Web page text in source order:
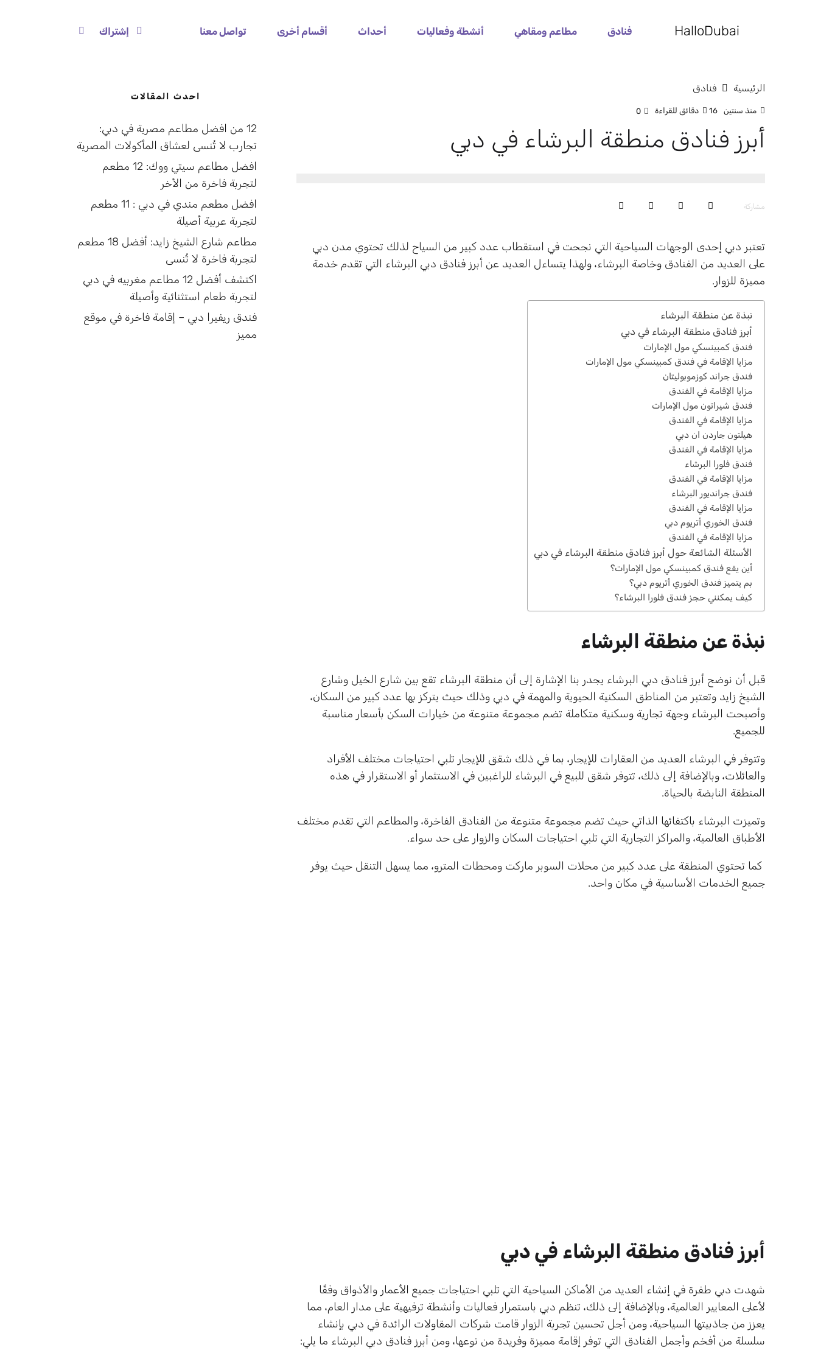
HalloDubai فنادق مطاعم ومقاهي أنشطة وفعاليات أحداث أقسام أخرى تواصل معنا إشتراك
الرئيسية فنادق
منذ سنتين 16 دقائق للقراءة 0
أبرز فنادق منطقة البرشاء في دبي
مشاركة
تعتبر دبي إحدى الوجهات السياحية التي نجحت في استقطاب عدد كبير من السياح لذلك تحتوي مدن دبي
على العديد من الفنادق وخاصة البرشاء، ولهذا يتساءل العديد عن أبرز فنادق دبي البرشاء التي تقدم خدمة
مميزة للزوار.
نبذة عن منطقة البرشاء
أبرز فنادق منطقة البرشاء في دبي
فندق كمبينسكي مول الإمارات
مزايا الإقامة في فندق كمبينسكي مول الإمارات
فندق جراند كوزموبوليتان
مزايا الإقامة في الفندق
فندق شيراتون مول الإمارات
مزايا الإقامة في الفندق
هيلتون جاردن ان دبي
مزايا الإقامة في الفندق
فندق فلورا البرشاء
مزايا الإقامة في الفندق
فندق جرانديور البرشاء
مزايا الإقامة في الفندق
فندق الخوري أتريوم دبي
مزايا الإقامة في الفندق
الأسئلة الشائعة حول أبرز فنادق منطقة البرشاء في دبي
أين يقع فندق كمبينسكي مول الإمارات؟
بم يتميز فندق الخوري أتريوم دبي؟
كيف يمكنني حجز فندق فلورا البرشاء؟
نبذة عن منطقة البرشاء
قبل أن نوضح أبرز فنادق دبي البرشاء يجدر بنا الإشارة إلى أن منطقة البرشاء تقع بين شارع الخيل وشارع
الشيخ زايد وتعتبر من المناطق السكنية الحيوية والمهمة في دبي وذلك حيث يتركز بها عدد كبير من السكان،
وأصبحت البرشاء وجهة تجارية وسكنية متكاملة تضم مجموعة متنوعة من خيارات السكن بأسعار مناسبة
للجميع.
وتتوفر في البرشاء العديد من العقارات للإيجار، بما في ذلك شقق للإيجار تلبي احتياجات مختلف الأفراد
والعائلات، وبالإضافة إلى ذلك، تتوفر شقق للبيع في البرشاء للراغبين في الاستثمار أو الاستقرار في هذه
المنطقة النابضة بالحياة.
وتميزت البرشاء باكتفائها الذاتي حيث تضم مجموعة متنوعة من الفنادق الفاخرة، والمطاعم التي تقدم مختلف
الأطباق العالمية، والمراكز التجارية التي تلبي احتياجات السكان والزوار على حد سواء.
كما تحتوي المنطقة على عدد كبير من محلات السوبر ماركت ومحطات المترو، مما يسهل التنقل حيث يوفر
جميع الخدمات الأساسية في مكان واحد.
أبرز فنادق منطقة البرشاء في دبي
شهدت دبي طفرة في إنشاء العديد من الأماكن السياحية التي تلبي احتياجات جميع الأعمار والأذواق وفقًا
لأعلى المعايير العالمية، وبالإضافة إلى ذلك، تنظم دبي باستمرار فعاليات وأنشطة ترفيهية على مدار العام، مما
يعزز من جاذبيتها السياحية، ومن أجل تحسين تجربة الزوار قامت شركات المقاولات الرائدة في دبي بإنشاء
سلسلة من أفخم وأجمل الفنادق التي توفر إقامة مميزة وفريدة من نوعها، ومن أبرز فنادق دبي البرشاء ما يلي:
احدث المقالات
12 من افضل مطاعم مصرية في دبي:
تجارب لا تُنسى لعشاق المأكولات المصرية
افضل مطاعم سيتي ووك: 12 مطعم
لتجربة فاخرة من الأخر
افضل مطعم مندي في دبي : 11 مطعم
لتجربة عربية أصيلة
مطاعم شارع الشيخ زايد: أفضل 18 مطعم
لتجربة فاخرة لا تُنسى
اكتشف أفضل 12 مطاعم مغربيه في دبي
لتجربة طعام استثنائية وأصيلة
فندق ريفيرا دبي – إقامة فاخرة في موقع
مميز